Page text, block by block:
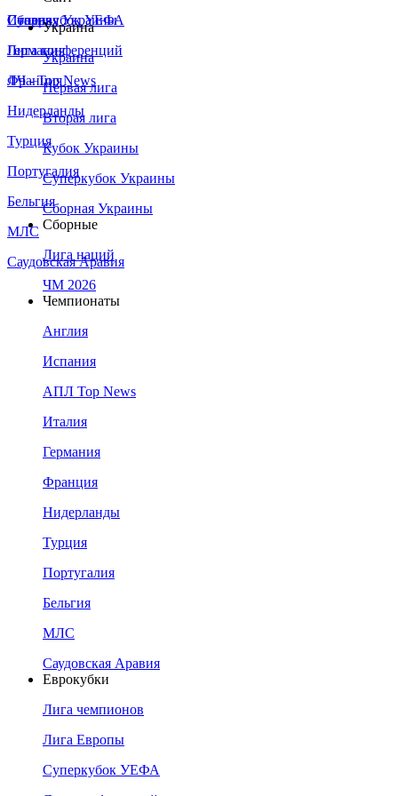
Сборная Украины
Италия
Германия
Франция
Нидерланды
Турция
Португалия
Бельгия
МЛС
Саудовская Аравия
Суперкубок УЕФА
Лига конференций
ЛЧ - Top News
Украина
Украина
Первая лига
Вторая лига
Кубок Украины
Суперкубок Украины
Сборная Украины
Сборные
Лига наций
ЧМ 2026
Чемпионаты
Англия
Испания
АПЛ Top News
Италия
Германия
Франция
Нидерланды
Турция
Португалия
Бельгия
МЛС
Саудовская Аравия
Еврокубки
Лига чемпионов
Лига Европы
Суперкубок УЕФА